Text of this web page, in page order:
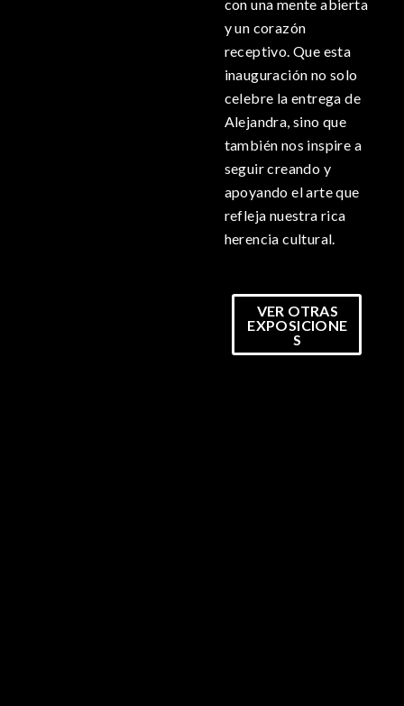
con una mente abierta
y un corazón
receptivo. Que esta
inauguración no solo
celebre la entrega de
Alejandra, sino que
también nos inspire a
seguir creando y
apoyando el arte que
refleja nuestra rica
herencia cultural.
VER OTRAS
EXPOSICIONE
S